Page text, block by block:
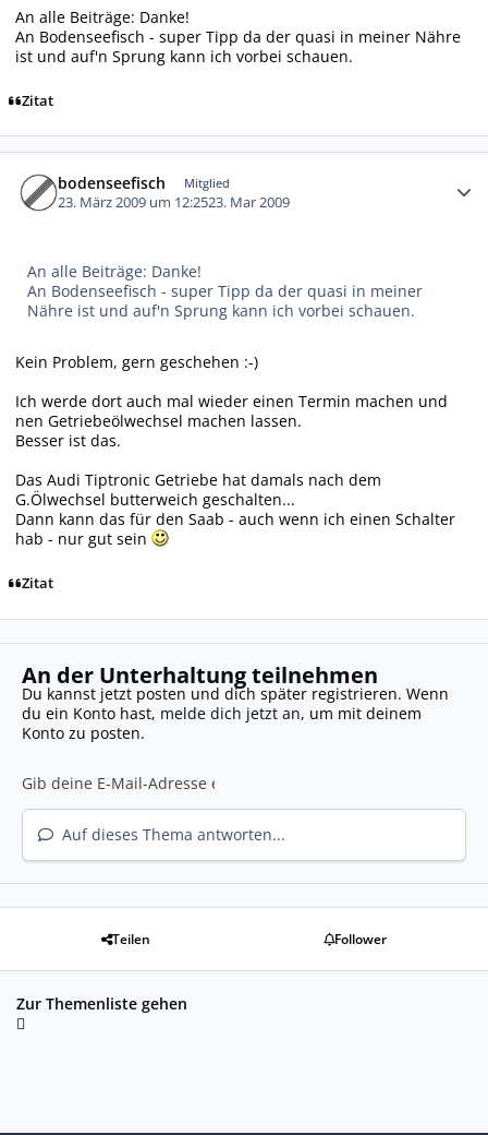
An alle Beiträge: Danke!
An Bodenseefisch - super Tipp da der quasi in meiner Nähre
ist und auf'n Sprung kann ich vorbei schauen.
Zitat
bodenseefisch Mitglied
23. März 2009 um 12:2523. Mar 2009
An alle Beiträge: Danke!
An Bodenseefisch - super Tipp da der quasi in meiner
Nähre ist und auf'n Sprung kann ich vorbei schauen.
Kein Problem, gern geschehen :-)
Ich werde dort auch mal wieder einen Termin machen und
nen Getriebeölwechsel machen lassen.
Besser ist das.
Das Audi Tiptronic Getriebe hat damals nach dem
G.Ölwechsel butterweich geschalten...
Dann kann das für den Saab - auch wenn ich einen Schalter
hab - nur gut sein
Zitat
An der Unterhaltung teilnehmen
Du kannst jetzt posten und dich später registrieren. Wenn
du ein Konto hast, melde dich jetzt an, um mit deinem
Konto zu posten.
Auf dieses Thema antworten...
Teilen Follower
Zur Themenliste gehen